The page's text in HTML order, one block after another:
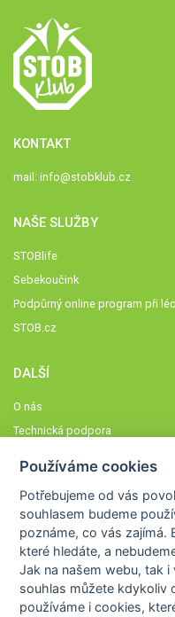
KONTAKT
mail: info@stobklub.cz
NAŠE SLUŽBY
STOBlife
Sebekoučink
Podpůrný online program při
STOB.cz
DALŠÍ
O nás
Technická podpora
Členové STOBklubu
Zásady nakládání s osobními
Otestujte se
Spočítejte si
Výzva 52
Používáme cookies
Potřebujeme od vás
souhlasem budeme
poznáme,co vás zajímá.
které hledáte, a
Jak na našem webu, tak i
souhlas můžete kdykoliv
používáme i cookies,